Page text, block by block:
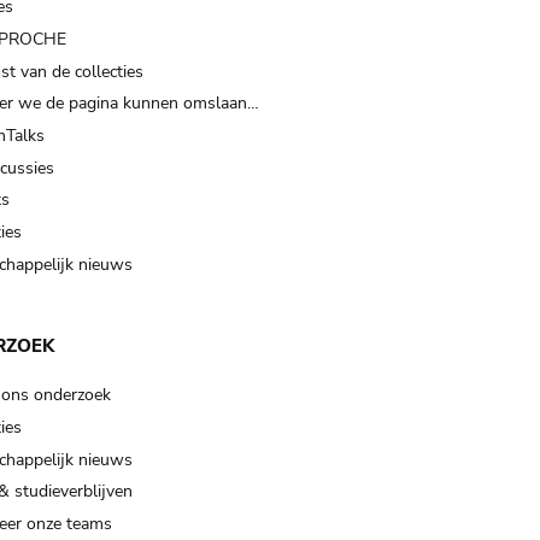
van de collecties
we de pagina kunnen omslaan…
nieuws
onderzoek
nieuws
studieverblijven
onze teams